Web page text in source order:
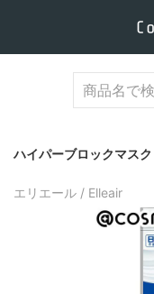
ハイパーブロックマス
エリエール / Elleair